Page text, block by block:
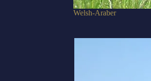
Welsh-Araber